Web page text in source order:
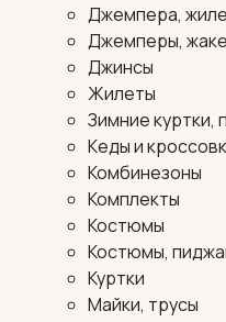
Джемпера,
Джемперы,
Джинсы
Жилеты
Зимние куртки,
Кеды и
Комбинезоны
Комплекты
Костюмы
Костюмы,
Куртки
Майки, трусы